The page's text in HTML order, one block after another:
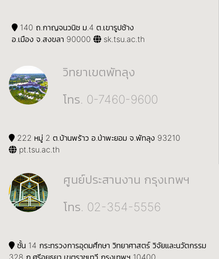
140 ถ.กาญจนวนิช ม.4 ต.เขารูปช้าง
อ.เมือง จ.สงขลา 90000
sk.tsu.ac.th
วิทยาเขตพัทลุง
โทร. 0-7460-9600
222 หมู่ 2 ต.บ้านพร้าว อ.ป่าพะยอม จ.พัทลุง 93210
pt.tsu.ac.th
ศูนย์ประสานงาน กรุงเทพฯ
โทร. 02-354-5556
ชั้น 14 กระทรวงการอุดมศึกษา วิทยาศาสตร์ วิจัยและนวัตกรรม